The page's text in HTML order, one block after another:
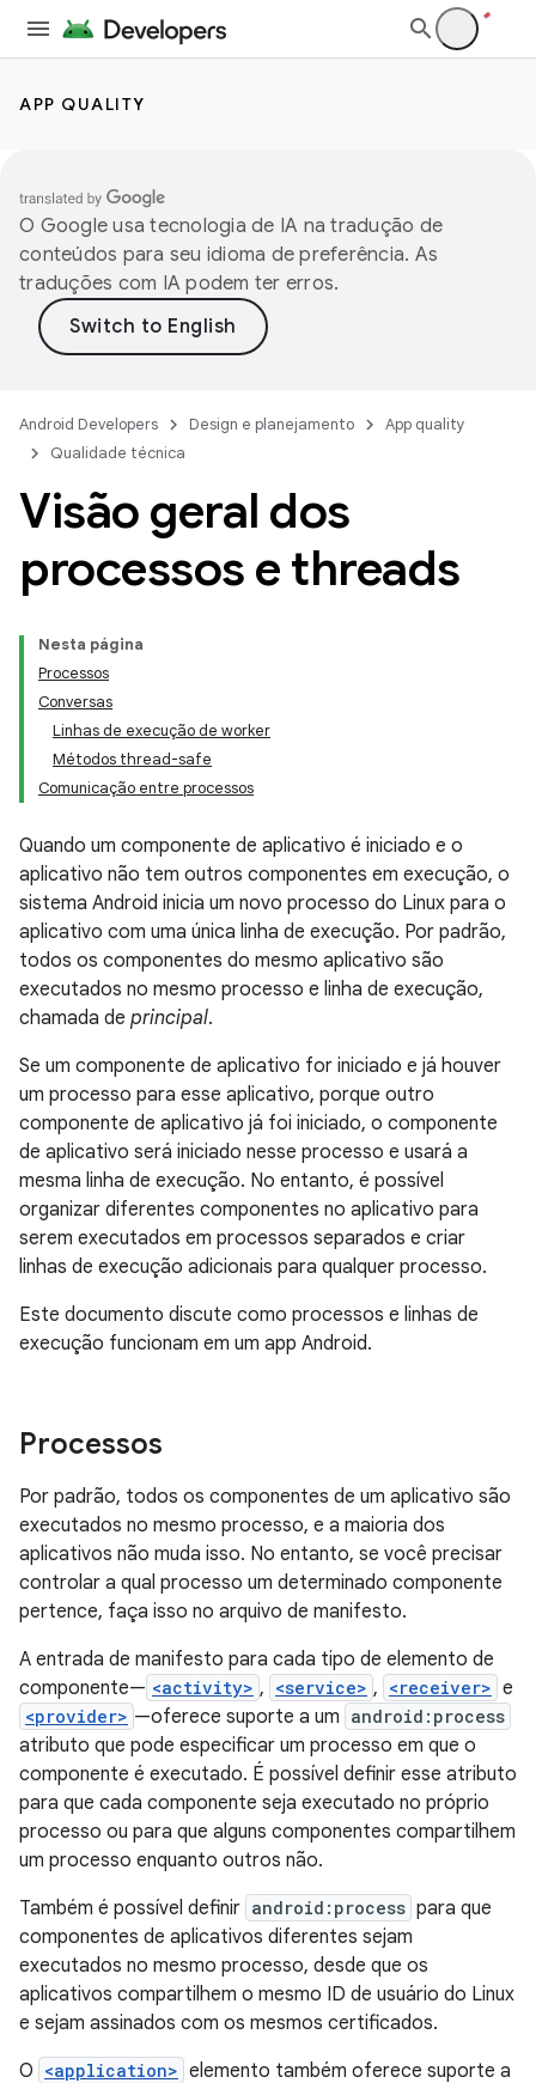
APP QUALITY
O Google usa tecnologia de IA na tradução de
conteúdos para seu idioma de preferência. As
traduções com IA podem ter erros.
Android Developers Design e planejamento
App quality
Qualidade técnica
Visão geral dos
processos e threads
Nesta página
Processos
Conversas
Linhas de execução de worker
Métodos thread-safe
Comunicação entre processos
Quando um componente de aplicativo é iniciado e o
aplicativo não tem outros componentes em execução, o
sistema Android inicia um novo processo do Linux para o
aplicativo com uma única linha de execução. Por padrão,
todos os componentes do mesmo aplicativo são
executados no mesmo processo e linha de execução,
chamada de principal.
Se um componente de aplicativo for iniciado e já houver
um processo para esse aplicativo, porque outro
componente de aplicativo já foi iniciado, o componente
de aplicativo será iniciado nesse processo e usará a
mesma linha de execução. No entanto, é possível
organizar diferentes componentes no aplicativo para
serem executados em processos separados e criar
linhas de execução adicionais para qualquer processo.
Este documento discute como processos e linhas de
execução funcionam em um app Android.
Processos
Por padrão, todos os componentes de um aplicativo são
executados no mesmo processo, e a maioria dos
aplicativos não muda isso. No entanto, se você precisar
controlar a qual processo um determinado componente
pertence, faça isso no arquivo de manifesto.
A entrada de manifesto para cada tipo de elemento de
componente— <activity> , <service> , <receiver> e
<provider> —oferece suporte a um android:process
atributo que pode especificar um processo em que o
componente é executado. É possível definir esse atributo
para que cada componente seja executado no próprio
processo ou para que alguns componentes compartilhem
um processo enquanto outros não.
Também é possível definir android:process para que
componentes de aplicativos diferentes sejam
executados no mesmo processo, desde que os
aplicativos compartilhem o mesmo ID de usuário do Linux
e sejam assinados com os mesmos certificados.
O <application> elemento também oferece suporte a